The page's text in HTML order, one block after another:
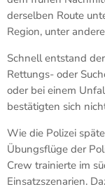
derselben Route
Region, unter
Schnell entstand
Rettungs- oder
oder bei einem
bestätigten sich
Wie die Polizei
Übungsflüge der
Crew trainierte im
Einsatzszenarien.